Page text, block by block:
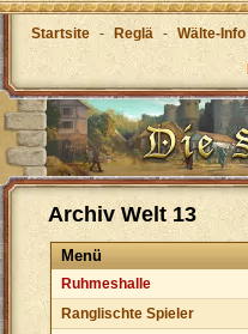
Startsite - Reglä - Wälte-Info
Archiv Welt 13
Menü
Ruhmeshalle
Ranglischte Spieler